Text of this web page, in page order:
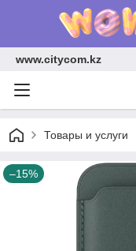
www.citycom.kz
Товары и услуги
–15%